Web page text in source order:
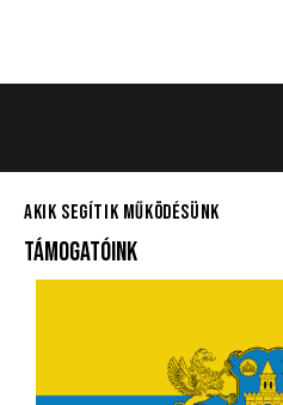
AKIK SEGÍTIK MŰKÖDÉSÜNK
TÁMOGATÓINK